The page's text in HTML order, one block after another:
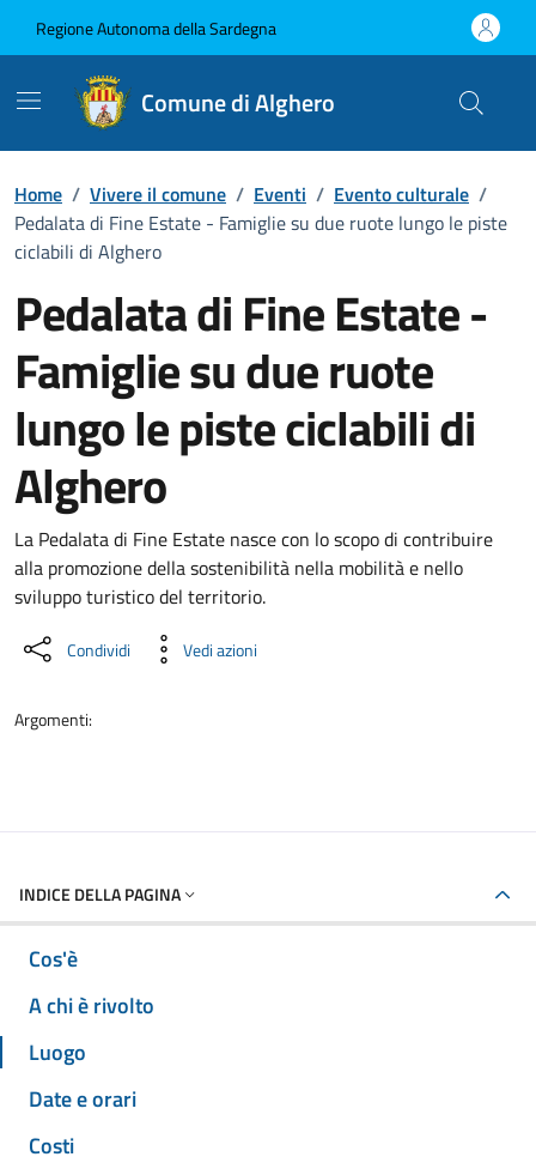
Regione Autonoma della Sardegna
Comune di Alghero
Home / Vivere il comune / Eventi / Evento culturale /
Pedalata di Fine Estate - Famiglie su due ruote lungo le piste
ciclabili di Alghero
Pedalata di Fine Estate -
Famiglie su due ruote
lungo le piste ciclabili di
Alghero
Dettaglio dell'evento
La Pedalata di Fine Estate nasce con lo scopo di contribuire
alla promozione della sostenibilità nella mobilità e nello
sviluppo turistico del territorio.
Condividi Vedi azioni
Argomenti:
INDICE DELLA PAGINA
Cos'è
A chi è rivolto
Luogo
Date e orari
Costi